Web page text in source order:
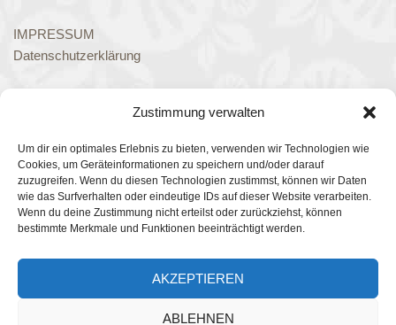
Zustimmung verwalten
Um dir ein optimales Erlebnis zu bieten, verwenden wir Technologien wie
Cookies, um Geräteinformationen zu speichern und/oder darauf
zuzugreifen. Wenn du diesen Technologien zustimmst, können wir Daten
wie das Surfverhalten oder eindeutige IDs auf dieser Website verarbeiten.
Wenn du deine Zustimmung nicht erteilst oder zurückziehst, können
bestimmte Merkmale und Funktionen beeinträchtigt werden.
AKZEPTIEREN
ABLEHNEN
IMPRESSUM
Datenschutzerklärung
ANSCHRIFT & KONTAKT
GGS Eschenstraße
Eschenstraße 53
Telefon: 0203 / 770095